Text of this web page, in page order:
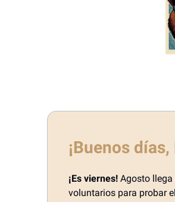
¡Buenos
¡Es viernes! Agosto
voluntarios para probar